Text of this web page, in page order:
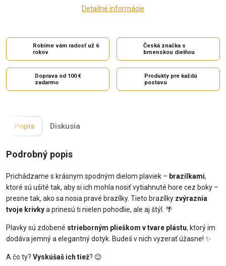
Detailné informácie
Robíme vám radosť už 6
rokov
Česká značka s
brnenskou dielňou
Doprava od 100 €
zadarmo
Produkty pre každú
postavu
Popis Diskusia
Podrobný popis
Prichádzame s krásnym spodným dielom plaviek – brazilkami,
ktoré sú ušité tak, aby si ich mohla nosiť vytiahnuté hore cez boky –
presne tak, ako sa nosia pravé brazílky. Tieto brazílky zvýraznia
tvoje krivkya prinesú ti nielen pohodlie, ale aj štýl. 🌴
Plavky sú zdobené strieborným plieškom v tvare plástu, ktorý im
dodáva jemný a elegantný dotyk. Budeš v nich vyzerať úžasne! ✨
A čo ty? Vyskúšaš ich tiež? 😉